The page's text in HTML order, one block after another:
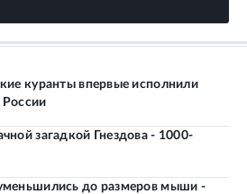
куранты впервые исполнили
России
загадкой Гнездова - 1000-
до размеров мыши -